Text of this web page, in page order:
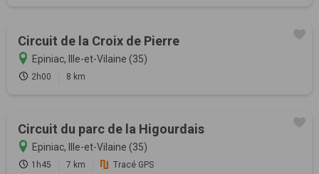
Circuit de la Croix de Pierre
Epiniac, Ille-et-Vilaine (35)
2h00 8 km
Circuit du parc de la Higourdais
Epiniac, Ille-et-Vilaine (35)
1h45 7 km Tracé GPS